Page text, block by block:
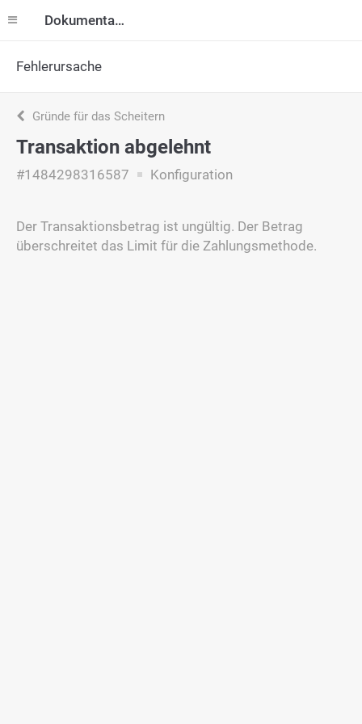
Dokumentation
Fehlerursache
Gründe für das Scheitern
Transaktion abgelehnt
#1484298316587 Konfiguration
Der Transaktionsbetrag ist ungültig. Der Betrag
überschreitet das Limit für die Zahlungsmethode.